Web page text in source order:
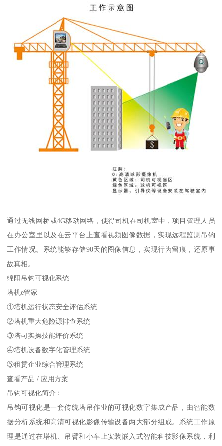
通过无线网桥或4G移动网络，使得司机在司机室中，项目管理人员
在办公室里以及在云平台上查看视频图像数据，实现远程监测吊钩
工作情况。系统能够存储90天的图像信息，实现行为留痕，还原事
故真相。
绵阳吊钩可视化系统
塔机e管家
①塔机运行状态安全评估系统
②塔机重大危险源排查系统
③塔司实操技能评价系统
④塔机设备数字化管理系统
⑤租赁企业综合管理系统
查看产品 / 应用方案
吊钩可视化简介：
吊钩可视化是一套传统塔吊作业的可视化数字集成产品，由智能数
据分析系统和高清可视化影像传输设备两大部分组成。系统工作原
理是通过在塔机、吊臂和小车上安装嵌入式智能科技影像系统，利